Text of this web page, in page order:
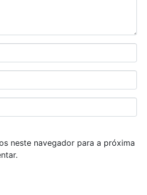
neste navegador para a próxima